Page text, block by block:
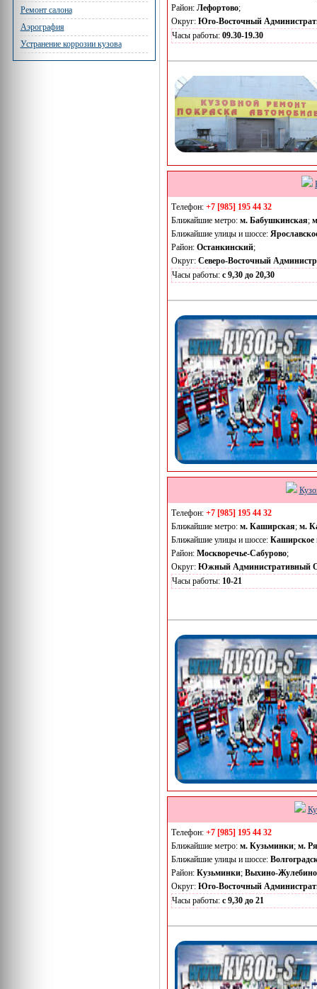
Ремонт салона
Аэрография
Устранение коррозии кузова
Район: Лефортово;
Округ: Юго-Восточный
Часы работы: 09.30-19.30
Телефон: +7 [985] 195 44 32
Ближайшие метро: м. Бабушкинская;
Ближайшие улицы и шоссе:
Район: Останкинский;
Округ: Северо-Восточный
Часы работы: с 9,30 до 20,30
Телефон: +7 [985] 195 44 32
Ближайшие метро: м. Каширская; м.
Ближайшие улицы и шоссе: Каширское
Район: Москворечье-Сабурово;
Округ: Южный Административный
Часы работы: 10-21
Телефон: +7 [985] 195 44 32
Ближайшие метро: м. Кузьминки; м.
Ближайшие улицы и шоссе:
Район: Кузьминки; Выхино-Жулебино
Округ: Юго-Восточный
Часы работы: с 9,30 до 21